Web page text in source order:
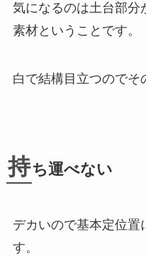
気になるのは土台部分
素材ということです。
白で結構目立つのでそ
持ち運べない
デカいので基本定位置
す。